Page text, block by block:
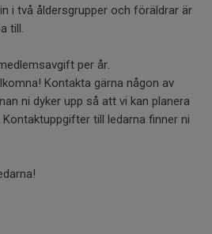
i två åldersgrupper och föräldrar är
till.
per år.
Kontakta gärna någon av
ni dyker upp så att vi kan planera
till ledarna finner ni